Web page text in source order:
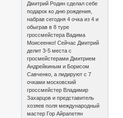
Дмитрий Родин сделал себе
подарок ко дню рождения,
набрав сегодня 4 очка из 4 и
обыграв в 8 туре
гроссмейстера Вадима
Моисеенко! Сейчас Дмитрий
делит 3-5 места с
гросмейстерами Дмитрием
Андрейкиным и Борисом
Савченко, а лидируют с 7
очками московский
гроссмейстер Владимир
Захарцов и представитель
хозяев поля международный
мастер Гор Айрапетян